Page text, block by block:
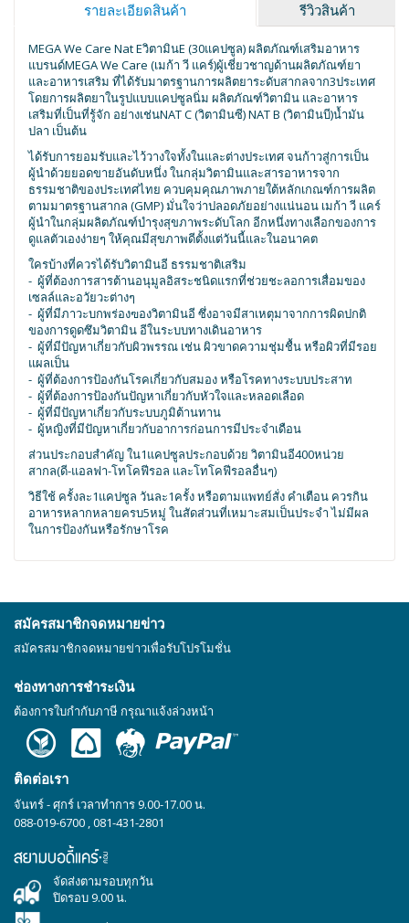
รายละเอียดสินค้า รีวิวสินค้า
MEGA We Care Nat EวิตามินE (30แคปซูล) ผลิตภัณฑ์เสริมอาหาร
แบรนด์MEGA We Care (เมก้า วี แคร์)ผู้เชี่ยวชาญด้านผลิตภัณฑ์ยา
และอาหารเสริม ที่ได้รับมาตรฐานการผลิตยาระดับสากลจาก3ประเทศ
โดยการผลิตยาในรูปแบบแคปซูลนิ่ม ผลิตภัณฑ์วิตามิน และอาหาร
เสริมที่เป็นที่รู้จัก อย่างเช่นNAT C (วิตามินซี) NAT B (วิตามินบี)น้ำมัน
ปลา เป็นต้น
ได้รับการยอมรับและไว้วางใจทั้งในและต่างประเทศ จนก้าวสู่การเป็น
ผู้นำด้วยยอดขายอันดับหนึ่ง ในกลุ่มวิตามินและสารอาหารจาก
ธรรมชาติของประเทศไทย ควบคุมคุณภาพภายใต้หลักเกณฑ์การผลิต
ตามมาตรฐานสากล (GMP) มั่นใจว่าปลอดภัยอย่างแน่นอน เมก้า วี แคร์
ผู้นำในกลุ่มผลิตภัณฑ์บำรุงสุขภาพระดับโลก อีกหนึ่งทางเลือกของการ
ดูแลตัวเองง่ายๆ ให้คุณมีสุขภาพดีตั้งแต่วันนี้และในอนาคต
ใครบ้างที่ควรได้รับวิตามินอี ธรรมชาติเสริม
- ผู้ที่ต้องการสารต้านอนุมูลอิสระชนิดแรกที่ช่วยชะลอการเสื่อมของ
เซลล์และอวัยวะต่างๆ
- ผู้ที่มีภาวะบกพร่องฃองวิตามินอี ซึ่งอาจมีสาเหตุมาจากการผิดปกติ
ของการดูดซึมวิตามิน อีในระบบทางเดินอาหาร
- ผู้ที่มีปัญหาเกี่ยวกับผิวพรรณ เช่น ผิวขาดความชุ่มชื้น หรือผิวที่มีรอย
แผลเป็น
- ผู้ที่ต้องการป้องกันโรคเกี่ยวกับสมอง หรือโรคทางระบบประสาท
- ผู้ที่ต้องการป้องกันปัญหาเกี่ยวกับหัวใจและหลอดเลือด
- ผู้ที่มีปัญหาเกี่ยวกับระบบภูมิต้านทาน
- ผู้หญิงที่มีปัญหาเกี่ยวกับอาการก่อนการมีประจำเดือน
ส่วนประกอบสำคัญ ใน1แคปซูลประกอบด้วย วิตามินอี400หน่วย
สากล(ดี-แอลฟา-โทโคฟีรอล และโทโคฟีรอลอื่นๆ)
วิธีใช้ ครั้งละ1แคปซูล วันละ1ครั้ง หรือตามแพทย์สั่ง​ คำเตือน ควรกิน
อาหารหลากหลายครบ5หมู่ ในสัดส่วนที่เหมาะสมเป็นประจำ ไม่มีผล
ในการป้องกันหรือรักษาโรค
สมัครสมาชิกจดหมายข่าว
สมัครสมาชิกจดหมายข่าวเพื่อรับโปรโมชั่น
ช่องทางการชำระเงิน
ต้องการใบกำกับภาษี กรุณาแจ้งล่วงหน้า
ติดต่อเรา
จันทร์ - ศุกร์ เวลาทำการ 9.00-17.00 น.
088-019-6700 ,081-431-2801
จัดส่งตามรอบทุกวัน
ปิดรอบ 9.00 น.